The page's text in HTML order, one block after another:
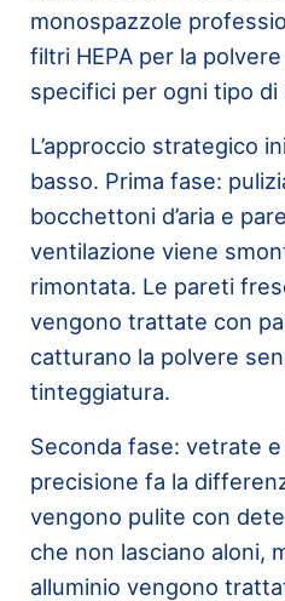
monospazzole
filtri HEPA per la
specifici per ogni tipo
L’approccio strategico
basso. Prima fase:
bocchettoni d’aria e
ventilazione viene
rimontata. Le pareti
vengono trattate con
catturano la polvere
tinteggiatura.
Seconda fase: vetrate
precisione fa la
vengono pulite con
che non lasciano aloni,
alluminio vengono